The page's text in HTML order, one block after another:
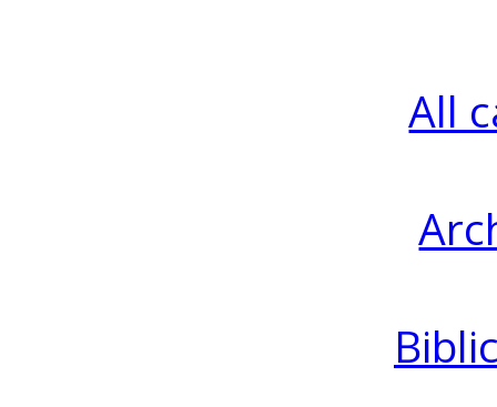
All